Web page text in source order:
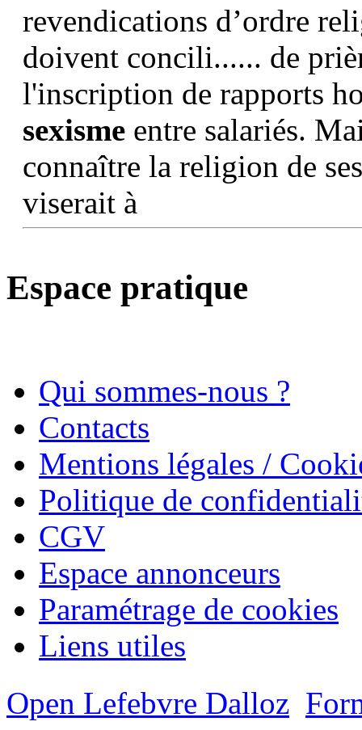
revendications d’ordre
doivent concili...... de
l'inscription de rapports
sexisme entre salariés.
connaître la religion de
viserait à
Espace pratique
Qui sommes-nous ?
Contacts
Mentions légales /
Politique de
CGV
Espace annonceurs
Paramétrage de cookies
Liens utiles
Open Lefebvre Dalloz